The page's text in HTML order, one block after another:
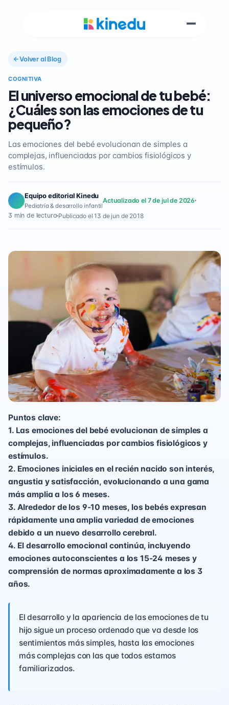
Volver al Blog
COGNITIVA
El universo emocional de tu bebé:
¿Cuáles son las emociones de tu
pequeño?
Las emociones del bebé evolucionan de simples a
complejas, influenciadas por cambios fisiológicos y
estímulos.
Equipo editorial Kinedu
Pediatría & desarrollo infantil
Actualizado el 7 de jul de 2026
3 min de lectura Publicado el 13 de jun de 2018
Puntos clave:
1. Las emociones del bebé evolucionan de simples a
complejas, influenciadas por cambios fisiológicos y
estímulos.
2. Emociones iniciales en el recién nacido son interés,
angustia y satisfacción, evolucionando a una gama
más amplia a los 6 meses.
3. Alrededor de los 9-10 meses, los bebés expresan
rápidamente una amplia variedad de emociones
debido a un nuevo desarrollo cerebral.
4. El desarrollo emocional continúa, incluyendo
emociones autoconscientes a los 15-24 meses y
comprensión de normas aproximadamente a los 3
años.
El desarrollo y la apariencia de las emociones de tu
hijo sigue un proceso ordenado que va desde los
sentimientos más simples, hasta las emociones
más complejas con las que todos estamos
familiarizados.